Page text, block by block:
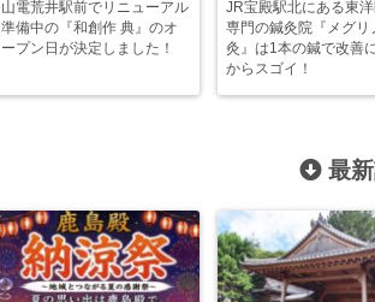
山電荒井駅前でリニューアル
準備中の『和創作 典』のオ
ープン日が決定しました！
JR宝殿駅北にある東
専門の鍼灸院『メグリ
灸』は1本の鍼で改善
からスゴイ！
最